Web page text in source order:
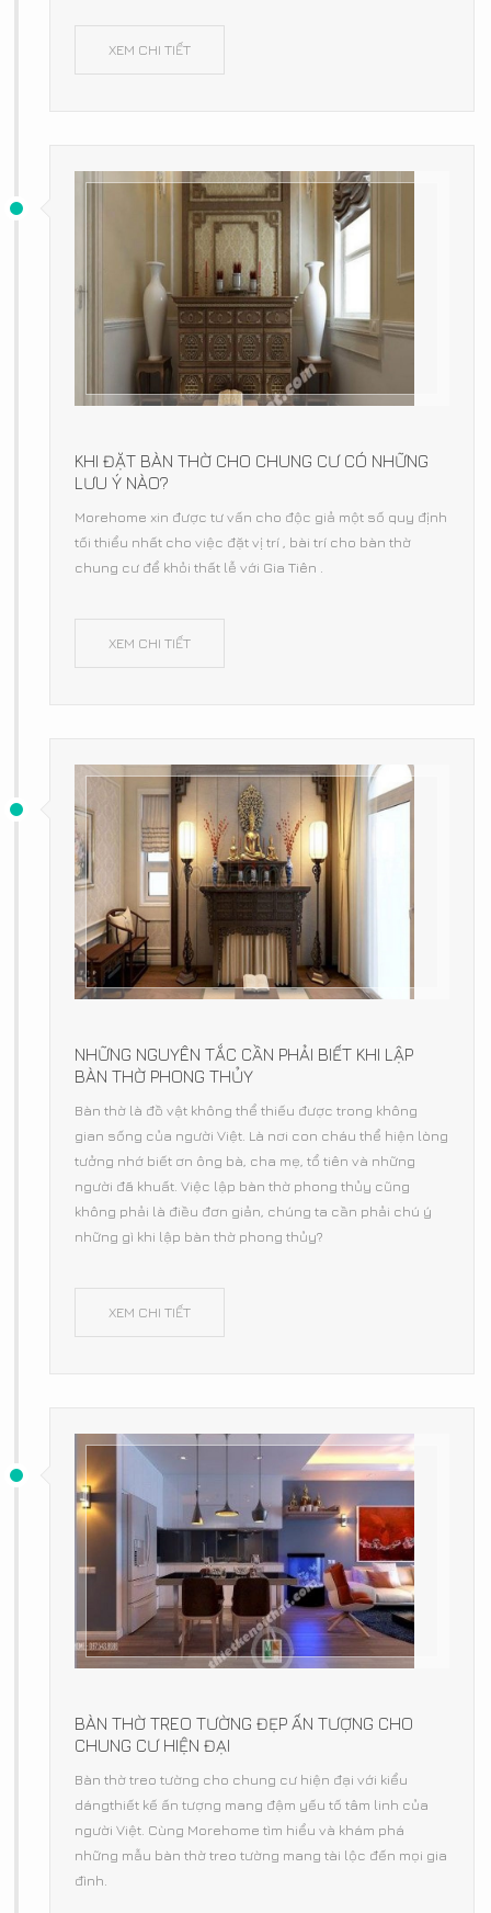
XEM CHI TIẾT
KHI ĐẶT BÀN THỜ CHO CHUNG CƯ CÓ NHỮNG
LƯU Ý NÀO?
Morehome xin được tư vấn cho độc giả một số quy định
tối thiểu nhất cho việc đặt vị trí , bài trí cho bàn thờ
chung cư để khỏi thất lễ với Gia Tiên .
XEM CHI TIẾT
NHỮNG NGUYÊN TẮC CẦN PHẢI BIẾT KHI LẬP
BÀN THỜ PHONG THỦY
​Bàn thờ là đồ vật không thể thiếu được trong không
gian sống của người Việt. Là nơi con cháu thể hiện lòng
tưởng nhớ biết ơn ông bà, cha mẹ, tổ tiên và những
người đã khuất. Việc lập bàn thờ phong thủy cũng
không phải là điều đơn giản, chúng ta cần phải chú ý
những gì khi lập bàn thờ phong thủy?
XEM CHI TIẾT
BÀN THỜ TREO TƯỜNG ĐẸP ẤN TƯỢNG CHO
CHUNG CƯ HIỆN ĐẠI
Bàn thờ treo tường cho chung cư hiện đại với kiểu
dángthiết kế ấn tượng mang đậm yếu tố tâm linh của
người Việt. Cùng Morehome tìm hiểu và khám phá
những mẫu bàn thờ treo tường mang tài lộc đến mọi gia
đình.